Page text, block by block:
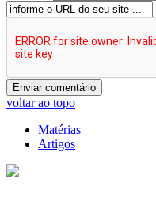
voltar ao topo
Matérias
Artigos